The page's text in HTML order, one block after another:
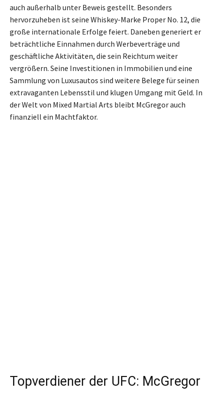
auch außerhalb unter Beweis gestellt. Besonders
hervorzuheben ist seine Whiskey-Marke Proper No. 12, die
große internationale Erfolge feiert. Daneben generiert er
beträchtliche Einnahmen durch Werbeverträge und
geschäftliche Aktivitäten, die sein Reichtum weiter
vergrößern. Seine Investitionen in Immobilien und eine
Sammlung von Luxusautos sind weitere Belege für seinen
extravaganten Lebensstil und klugen Umgang mit Geld. In
der Welt von Mixed Martial Arts bleibt McGregor auch
finanziell ein Machtfaktor.
Topverdiener der UFC: McGregor